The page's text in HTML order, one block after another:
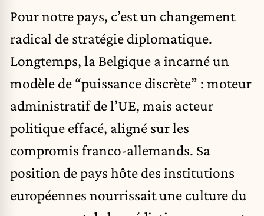
Pour notre pays, c’est un changement
radical de stratégie diplomatique.
Longtemps, la Belgique a incarné un
modèle de “puissance discrète” : moteur
administratif de l’UE, mais acteur
politique effacé, aligné sur les
compromis franco-allemands. Sa
position de pays hôte des institutions
européennes nourrissait une culture du